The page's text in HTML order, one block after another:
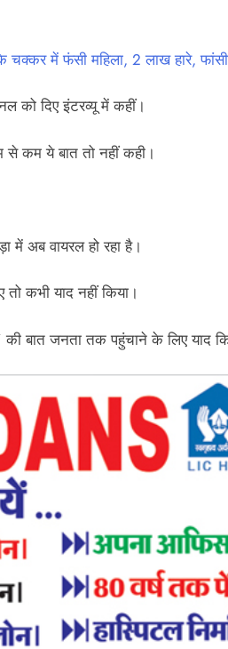
में फंसी महिला, 2 लाख हारे,
को दिए इंटरव्यू में कहीं।
से कम ये बात तो नहीं कही।
में अब वायरल हो रहा है।
तो कभी याद नहीं किया।
की बात जनता तक पहुंचाने के लिए याद